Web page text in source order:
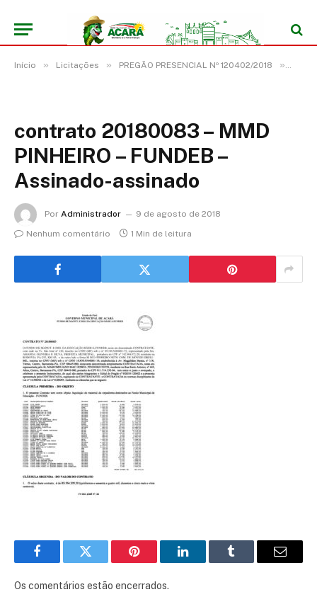
Início » Licitações » PREGÃO PRESENCIAL Nº 120402/2018 »
contrato 20180083 – MMD
PINHEIRO – FUNDEB –
Assinado-assinado
Por Administrador
9 de agosto de 2018
Nenhum comentário
1 Min de leitura
FacebookTwitter Pinterest LinkedInTumblr
E-
Os comentários estão encerrados.